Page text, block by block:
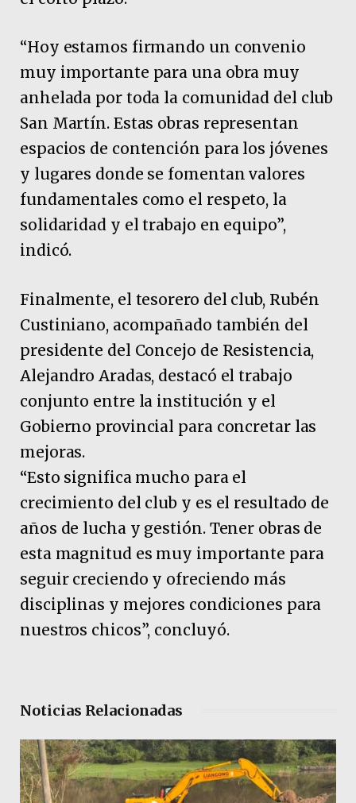
“Hoy estamos firmando un convenio
muy importante para una obra muy
anhelada por toda la comunidad del club
San Martín. Estas obras representan
espacios de contención para los jóvenes
y lugares donde se fomentan valores
fundamentales como el respeto, la
solidaridad y el trabajo en equipo”,
indicó.
Finalmente, el tesorero del club, Rubén
Custiniano, acompañado también del
presidente del Concejo de Resistencia,
Alejandro Aradas, destacó el trabajo
conjunto entre la institución y el
Gobierno provincial para concretar las
mejoras.
“Esto significa mucho para el
crecimiento del club y es el resultado de
años de lucha y gestión. Tener obras de
esta magnitud es muy importante para
seguir creciendo y ofreciendo más
disciplinas y mejores condiciones para
nuestros chicos”, concluyó.
Noticias Relacionadas